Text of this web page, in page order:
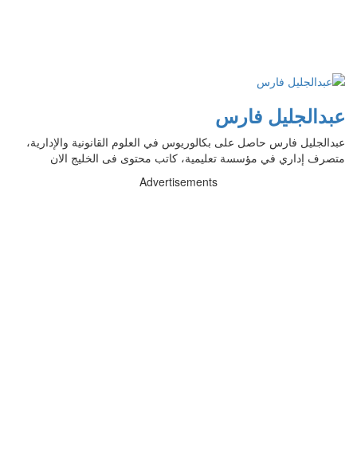
عبدالجليل فارس
عبدالجليل فارس حاصل على بكالوريوس في العلوم القانونية والإدارية،
متصرف إداري في مؤسسة تعليمية، كاتب محتوى فى الخليج الان
Advertisements